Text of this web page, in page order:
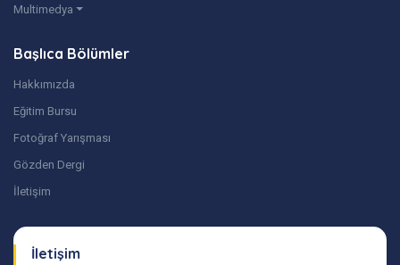
Multimedya
Başlıca Bölümler
Hakkımızda
Eğitim Bursu
Fotoğraf Yarışması
Gözden Dergi
İletişim
İletişim